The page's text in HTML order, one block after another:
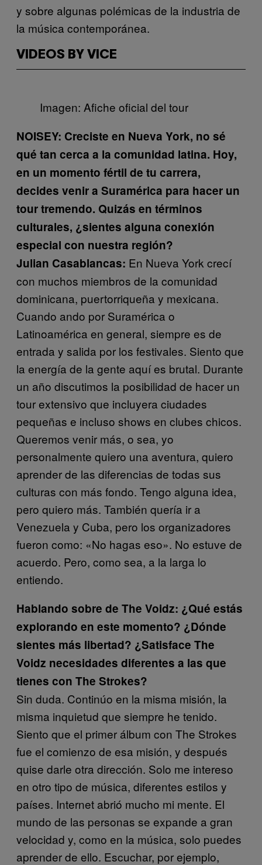
y sobre algunas polémicas de la industria de
la música contemporánea.
VIDEOS BY VICE
Imagen: Afiche oficial del tour
NOISEY: Creciste en Nueva York, no sé
qué tan cerca a la comunidad latina. Hoy,
en un momento fértil de tu carrera,
decides venir a Suramérica para hacer un
tour tremendo. Quizás en términos
culturales, ¿sientes alguna conexión
especial con nuestra región?
Julian Casablancas: En Nueva York crecí
con muchos miembros de la comunidad
dominicana, puertorriqueña y mexicana.
Cuando ando por Suramérica o
Latinoamérica en general, siempre es de
entrada y salida por los festivales. Siento que
la energía de la gente aquí es brutal. Durante
un año discutimos la posibilidad de hacer un
tour extensivo que incluyera ciudades
pequeñas e incluso shows en clubes chicos.
Queremos venir más, o sea, yo
personalmente quiero una aventura, quiero
aprender de las diferencias de todas sus
culturas con más fondo. Tengo alguna idea,
pero quiero más. También quería ir a
Venezuela y Cuba, pero los organizadores
fueron como: «No hagas eso». No estuve de
acuerdo. Pero, como sea, a la larga lo
entiendo.
Hablando sobre de The Voidz: ¿Qué estás
explorando en este momento? ¿Dónde
sientes más libertad? ¿Satisface The
Voidz necesidades diferentes a las que
tienes con The Strokes?
Sin duda. Continúo en la misma misión, la
misma inquietud que siempre he tenido.
Siento que el primer álbum con The Strokes
fue el comienzo de esa misión, y después
quise darle otra dirección. Solo me intereso
en otro tipo de música, diferentes estilos y
países. Internet abrió mucho mi mente. El
mundo de las personas se expande a gran
velocidad y, como en la música, solo puedes
aprender de ello. Escuchar, por ejemplo,